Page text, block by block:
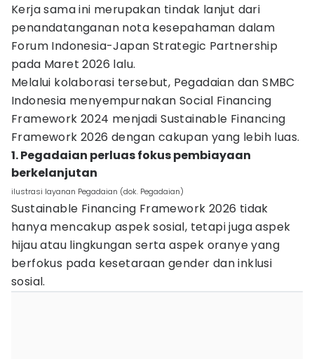
Kerja sama ini merupakan tindak lanjut dari
penandatanganan nota kesepahaman dalam
Forum Indonesia-Japan Strategic Partnership
pada Maret 2026 lalu.
Melalui kolaborasi tersebut, Pegadaian dan SMBC
Indonesia menyempurnakan Social Financing
Framework 2024 menjadi Sustainable Financing
Framework 2026 dengan cakupan yang lebih luas.
1. Pegadaian perluas fokus pembiayaan
berkelanjutan
ilustrasi layanan Pegadaian (dok. Pegadaian)
Sustainable Financing Framework 2026 tidak
hanya mencakup aspek sosial, tetapi juga aspek
hijau atau lingkungan serta aspek oranye yang
berfokus pada kesetaraan gender dan inklusi
sosial.